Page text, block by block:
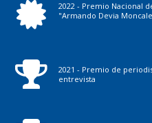
2022 - Premio Nacional
"Armando Devia
2021 - Premio de
entrevista